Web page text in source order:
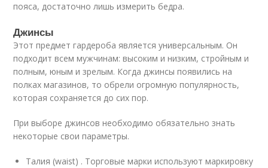
пояса, достаточно лишь измерить бедра.
Джинсы
Этот предмет гардероба является универсальным. Он
подходит всем мужчинам: высоким и низким, стройным и
полным, юным и зрелым. Когда джинсы появились на
полках магазинов, то обрели огромную популярность,
которая сохраняется до сих пор.
При выборе джинсов необходимо обязательно знать
некоторые свои параметры.
Талия (waist) . Торговые марки используют маркировку